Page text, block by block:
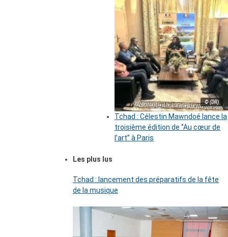
© (DR)
Tchad : Célestin Mawndoé lance la
troisième édition de ‘’Au cœur de
l’art’’ à Paris
Les plus lus
Tchad : lancement des préparatifs de la fête
de la musique